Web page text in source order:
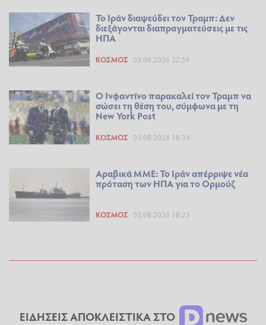
Το Ιράν διαψεύδει τον Τραμπ: Δεν
διεξάγονται διαπραγματεύσεις με τις
ΗΠΑ
ΚΌΣΜΟΣ 03.08.2026 22:59
Ο Ινφαντίνο παρακαλεί τον Τραμπ να
σώσει τη θέση του, σύμφωνα με τη
New York Post
ΚΌΣΜΟΣ 03.08.2026 18:34
Αραβικά ΜΜΕ: Το Ιράν απέρριψε νέα
πρόταση των ΗΠΑ για το Ορμούζ
ΚΌΣΜΟΣ 03.08.2026 18:25
ΕΙΔΗΣΕΙΣ ΑΠΟΚΛΕΙΣΤΙΚΑ ΣΤΟ